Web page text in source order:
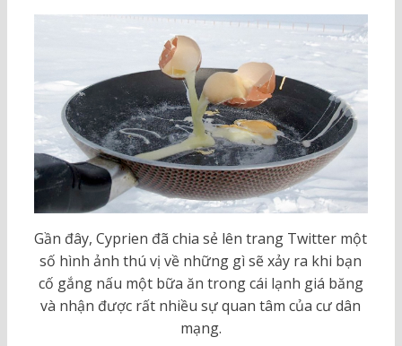
Gần đây, Cyprien đã chia sẻ lên trang Twitter một
số hình ảnh thú vị về những gì sẽ xảy ra khi bạn
cố gắng nấu một bữa ăn trong cái lạnh giá băng
và nhận được rất nhiều sự quan tâm của cư dân
mạng.